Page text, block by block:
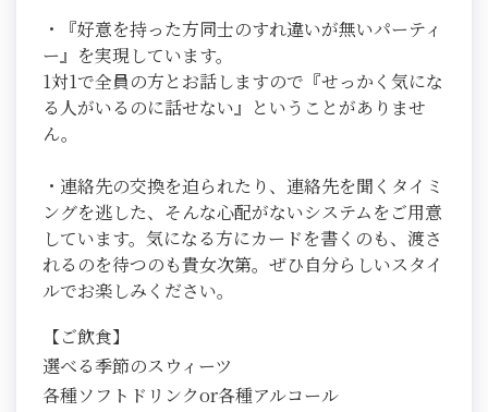
・『好意を持った方同士のすれ違いが無いパーティ
ー』を実現しています。
1対1で全員の方とお話しますので『せっかく気にな
る人がいるのに話せない』ということがありませ
ん。
・連絡先の交換を迫られたり、連絡先を聞くタイミ
ングを逃した、そんな心配がないシステムをご用意
しています。気になる方にカードを書くのも、渡さ
れるのを待つのも貴女次第。ぜひ自分らしいスタイ
ルでお楽しみください。
【ご飲食】
選べる季節のスウィーツ
各種ソフトドリンクor各種アルコール